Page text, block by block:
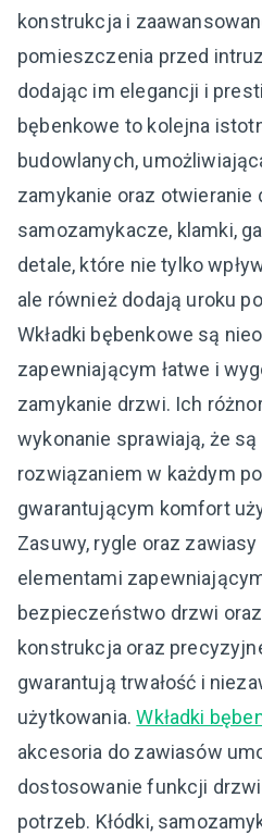
konstrukcja i
pomieszczenia przed
dodając im elegancji i
bębenkowe to kolejna
budowlanych,
zamykanie oraz otwieranie
samozamykacze, klamki,
detale, które nie tylko
ale również dodają uroku
Wkładki bębenkowe są
zapewniającym łatwe i
zamykanie drzwi. Ich
wykonanie sprawiają, że
rozwiązaniem w każdym
gwarantującym komfort
Zasuwy, rygle oraz
elementami
bezpieczeństwo drzwi
konstrukcja oraz
gwarantują trwałość i
użytkowania.Wkładki
akcesoria do zawiasów
dostosowanie funkcji
potrzeb. Kłódki,